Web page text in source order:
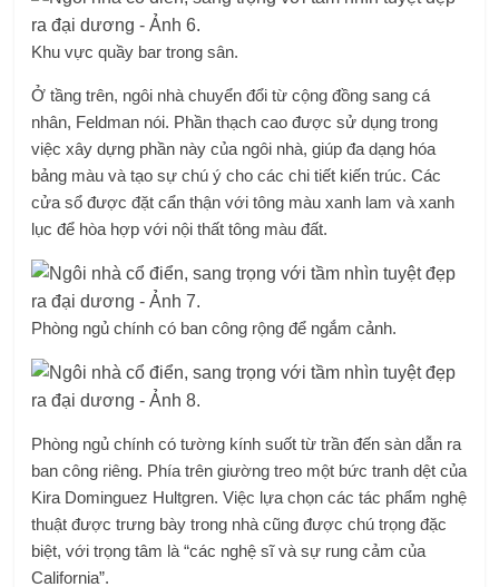
Khu vực quầy bar trong sân.
Ở tầng trên, ngôi nhà chuyển đổi từ cộng đồng sang cá
nhân, Feldman nói. Phần thạch cao được sử dụng trong
việc xây dựng phần này của ngôi nhà, giúp đa dạng hóa
bảng màu và tạo sự chú ý cho các chi tiết kiến ​​trúc. Các
cửa sổ được đặt cẩn thận với tông màu xanh lam và xanh
lục để hòa hợp với nội thất tông màu đất.
Phòng ngủ chính có ban công rộng để ngắm cảnh.
Phòng ngủ chính có tường kính suốt từ trần đến sàn dẫn ra
ban công riêng. Phía trên giường treo một bức tranh dệt của
Kira Dominguez Hultgren. Việc lựa chọn các tác phẩm nghệ
thuật được trưng bày trong nhà cũng được chú trọng đặc
biệt, với trọng tâm là “các nghệ sĩ và sự rung cảm của
California”.